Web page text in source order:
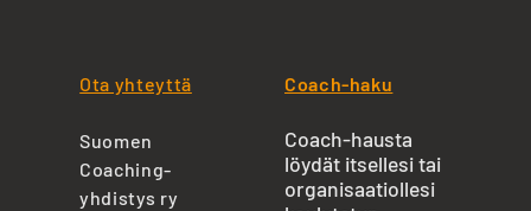
Ota yhteyttä
Suomen
Coaching-
yhdistys ry
Coach-haku
Coach-hausta
löydät itsellesi tai
organisaatiollesi